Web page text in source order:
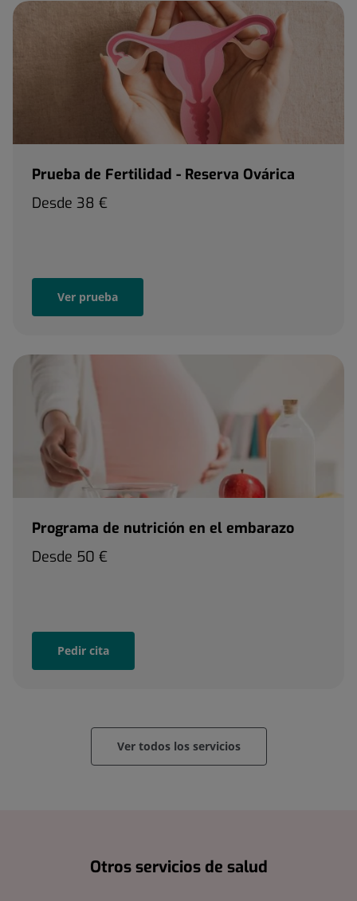
Prueba de Fertilidad - Reserva Ovárica
Desde 38 €
Ver prueba
Programa de nutrición en el embarazo
Desde 50 €
Pedir cita
Ver todos los servicios
Otros servicios de salud